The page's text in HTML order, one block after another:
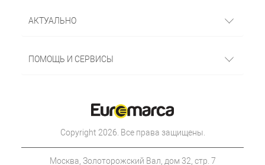
АКТУАЛЬНО
ПОМОЩЬ И СЕРВИСЫ
Copyright 2026. Все права защищены.
Москва, Золоторожский Вал, дом 32, стр. 7